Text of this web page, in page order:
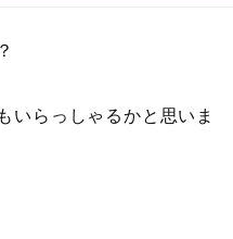
いらっしゃるかと思いま